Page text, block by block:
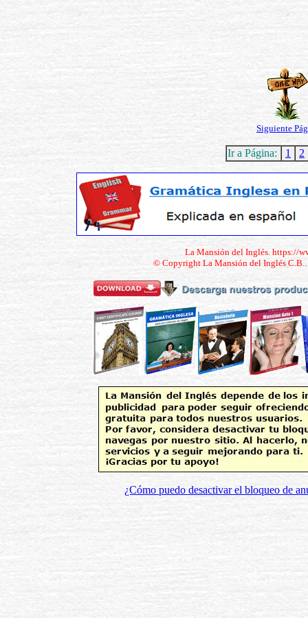
Siguiente
Ir a Página: 1 2
La Mansión del Inglés. https://
© Copyright La Mansión del Inglés C.B..
¿Cómo puedo desactivar el bloqueo de